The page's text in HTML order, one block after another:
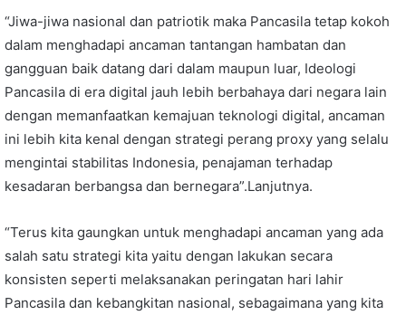
“Jiwa-jiwa nasional dan patriotik maka Pancasila tetap kokoh
dalam menghadapi ancaman tantangan hambatan dan
gangguan baik datang dari dalam maupun luar, Ideologi
Pancasila di era digital jauh lebih berbahaya dari negara lain
dengan memanfaatkan kemajuan teknologi digital, ancaman
ini lebih kita kenal dengan strategi perang proxy yang selalu
mengintai stabilitas Indonesia, penajaman terhadap
kesadaran berbangsa dan bernegara”.Lanjutnya.
“Terus kita gaungkan untuk menghadapi ancaman yang ada
salah satu strategi kita yaitu dengan lakukan secara
konsisten seperti melaksanakan peringatan hari lahir
Pancasila dan kebangkitan nasional, sebagaimana yang kita